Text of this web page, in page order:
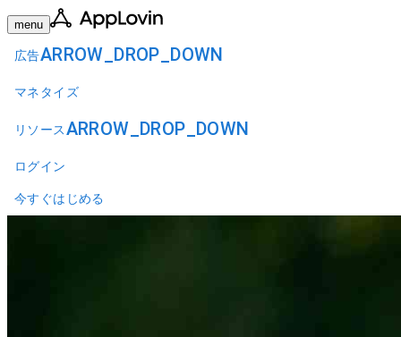
menu
広告ARROW_DROP_DOWN
マネタイズ
リソースARROW_DROP_DOWN
ログイン
今すぐはじめる